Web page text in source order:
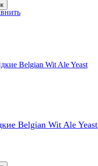
Belgian Wit Ale Yeast